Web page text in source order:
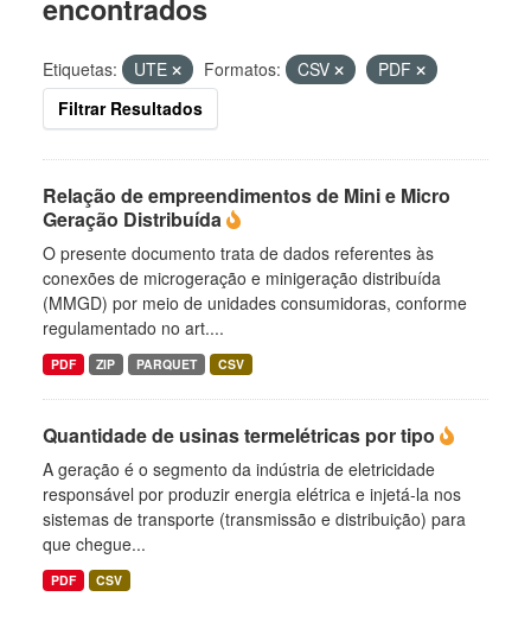
encontrados
Etiquetas: UTE Formatos: CSV
PDF
Filtrar Resultados
Relação de empreendimentos de Mini e Micro
Geração Distribuída
O presente documento trata de dados referentes às
conexões de microgeração e minigeração distribuída
(MMGD) por meio de unidades consumidoras, conforme
regulamentado no art....
PDF ZIP PARQUET CSV
Quantidade de usinas termelétricas por tipo
A geração é o segmento da indústria de eletricidade
responsável por produzir energia elétrica e injetá-la nos
sistemas de transporte (transmissão e distribuição) para
que chegue...
PDF CSV